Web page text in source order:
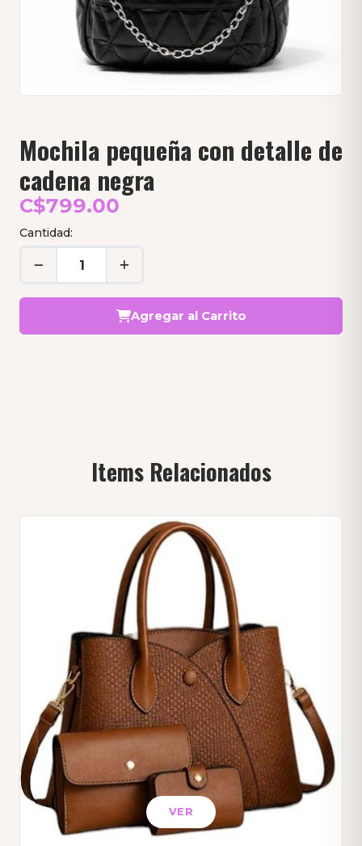
Mochila pequeña con detalle de
cadena negra
C$799.00
Cantidad:
Agregar al Carrito
Items Relacionados
VER